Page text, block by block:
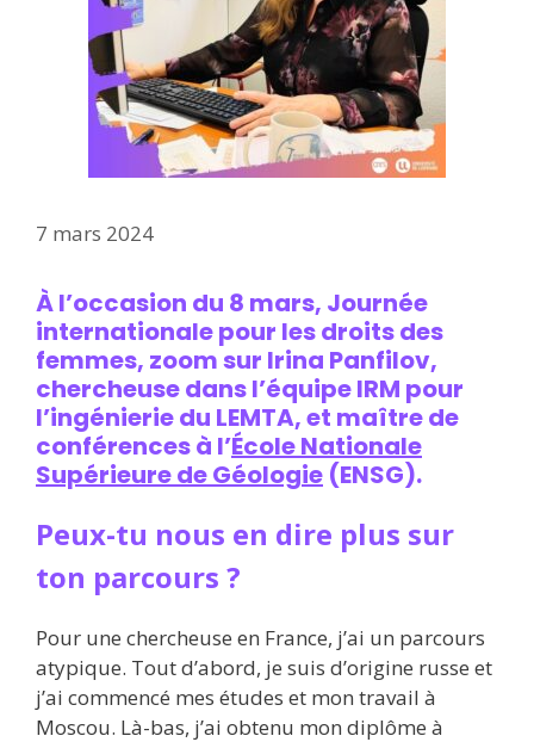
7 mars 2024
À l’occasion du 8 mars, Journée
internationale pour les droits des
femmes, zoom sur Irina Panfilov,
chercheuse dans l’équipeIRM pour
l’ingénieriedu LEMTA, et maître de
conférences à l’École Nationale
Supérieure de Géologie (ENSG).
Peux-tu nous en dire plus sur
ton parcours ?
Pour une chercheuse en France, j’ai un parcours
atypique. Tout d’abord, je suis d’origine russe et
j’ai commencé mes études et mon travail à
Moscou. Là-bas, j’ai obtenu mon diplôme à